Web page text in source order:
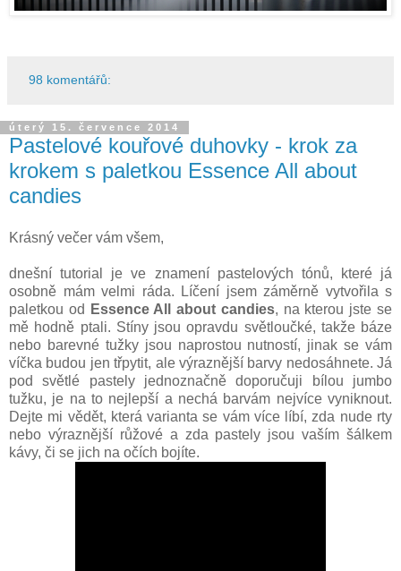
98 komentářů:
úterý 15. července 2014
Pastelové kouřové duhovky - krok za
krokem s paletkou Essence All about
candies
Krásný večer vám všem,
dnešní tutorial je ve znamení pastelových tónů, které já
osobně mám velmi ráda. Líčení jsem záměrně vytvořila s
paletkou od
Essence All about candies, na kterou jste se
mě hodně ptali. Stíny jsou opravdu světloučké, takže báze
nebo barevné tužky jsou naprostou nutností, jinak se vám
víčka budou jen třpytit, ale výraznější barvy nedosáhnete. Já
pod světlé pastely jednoznačně doporučuji bílou jumbo
tužku, je na to nejlepší a nechá barvám nejvíce vyniknout.
Dejte mi vědět, která varianta se vám více líbí, zda nude rty
nebo výraznější růžové a zda pastely jsou vaším šálkem
kávy, či se jich na očích bojíte.